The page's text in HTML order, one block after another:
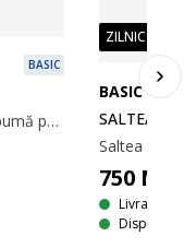
BASIC
Saltea cu o grosime de 9 cm, din spumă poliuretanică și o parte profilată pentru ventilație suplimentară. 90x200 cm
ZILNIC PREȚ
BASIC F15
SALTEA
750
Livrare
Disponibil